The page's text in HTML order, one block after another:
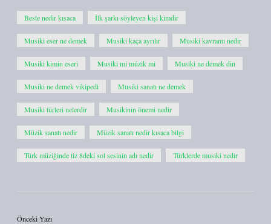
Beste nedir kısaca İlk şarkı söyleyen kişi kimdir
Musiki eser ne demek Musiki kaça ayrılır Musiki kavramı nedir
Musiki kimin eseri Musiki mi müzik mi Musiki ne demek din
Musiki ne demek vikipedi Musiki sanatı ne demek
Musiki türleri nelerdir Musikinin önemi nedir
Müzik sanatı nedir Müzik sanatı nedir kısaca bilgi
Türk müziğinde tiz 8deki sol sesinin adı nedir Türklerde musiki nedir
Önceki Yazı